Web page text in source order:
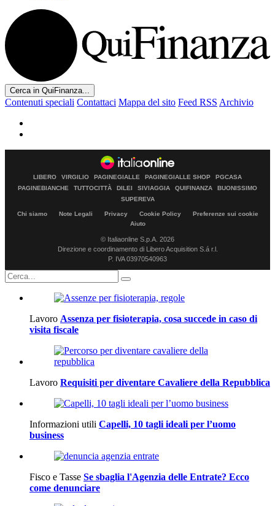
Cerca in QuiFinanza...
Contenuti speciali Contattaci Mappa del sito Feed RSS Archivio
LIBERO VIRGILIO PAGINEGIALLE PAGINEGIALLE SHOP
PGCASA
PAGINEBIANCHE
TUTTOCITTÀ DILEI SIVIAGGIA QUIFINANZA
BUONISSIMO
SUPEREVA
Chi siamo Note Legali Privacy Cookie Policy
Preferenze sui cookie
Aiuto
© Italiaonline S.p.A. 2026
Direzione e coordinamento di Libero Acquisition S.á r.l.
P. IVA 03970540963
Lavoro Assenza per fisioterapia, cosa succede in caso di
visita fiscale
Lavoro Requisiti per diventare Cavaliere della Repubblica
Informazioni utili Capelli, 10 tagli ideali per l’uomo
business
Fisco e Tasse Se sbaglia l'Agenzia delle Entrate? Ecco
come denunciare